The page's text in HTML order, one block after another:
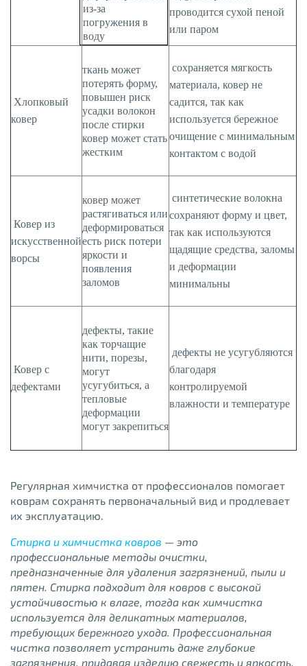
из-за
погружения в
воду
проводится сухой пеной
или паром
Хлопковый
ковер
ткань может
потерять форму,
повышен риск
усадки волокон
после стирки
ковер может стать
жестким
сохраняется мягкость
материала, ковер не
садится, так как
используется бережное
очищение с минимальным
контактом с водой
Ковер из
искусственной
ворсы
ковер может
растягиваться или
деформироваться
есть риск потери
яркости и
появления
заломов
синтетические волокна
сохраняют форму и цвет,
так как используются
щадящие средства, заломы
и деформации
минимальны
Ковер с
дефектами
дефекты, такие
как торчащие
нити, порезы,
могут
усугубиться, а
тепловые
деформации
могут закрепиться
дефекты не усугубляются
благодаря
контролируемой
влажности и температуре
Регулярная химчистка от профессионалов помогает
коврам сохранять первоначальный вид и продлевает
их эксплуатацию.
Стирка и химчистка ковров — это
профессиональные методы очистки,
предназначенные для удаления загрязнений, пыли и
пятен. Стирка подходит для ковров с высокой
устойчивостью к влаге, тогда как химчистка
используется для деликатных материалов,
требующих бережного ухода. Профессиональная
чистка позволяет устранить даже глубокие
загрязнения, придавая изделию свежесть и яркость,